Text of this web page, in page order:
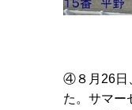
④８月 26
た。サマー